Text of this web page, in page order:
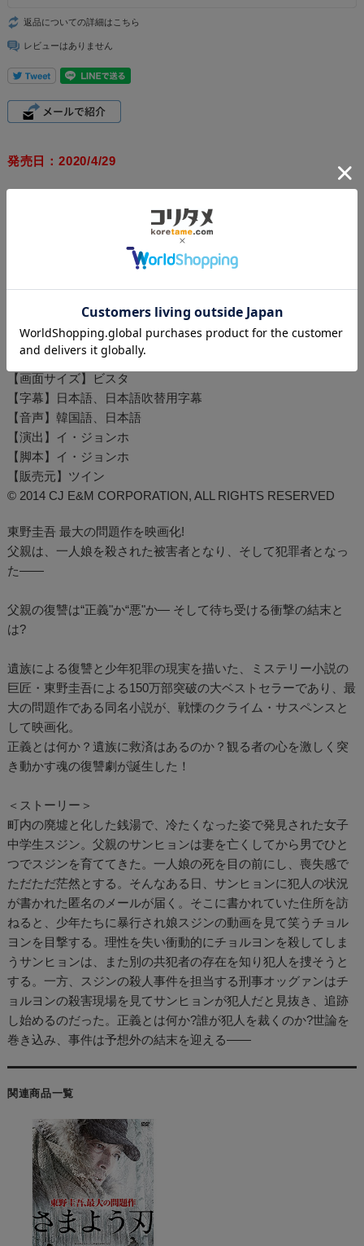
返品についての詳細はこちら
レビューはありません
発売日：2020/4/29
【映像特典】（27分）
【制作】2014年
【ディスク枚数】ブルーレイ1枚組
【収録時間】本編122分
【画面サイズ】ビスタ
【字幕】日本語、日本語吹替用字幕
【音声】韓国語、日本語
【演出】イ・ジョンホ
【脚本】イ・ジョンホ
【販売元】ツイン
© 2014 CJ E&M CORPORATION, ALL RIGHTS RESERVED
東野圭吾 最大の問題作を映画化!
父親は、一人娘を殺された被害者となり、そして犯罪者となっ
た――
父親の復讐は“正義"か“悪"か― そして待ち受ける衝撃の結末と
は?
遺族による復讐と少年犯罪の現実を描いた、ミステリー小説の
巨匠・東野圭吾による150万部突破の大ベストセラーであり、最
大の問題作である同名小説が、戦慄のクライム・サスペンスと
して映画化。
正義とは何か？遺族に救済はあるのか？観る者の心を激しく突
き動かす魂の復讐劇が誕生した！
＜ストーリー＞
町内の廃墟と化した銭湯で、冷たくなった姿で発見された女子
中学生スジン。父親のサンヒョンは妻を亡くしてから男でひと
つでスジンを育ててきた。一人娘の死を目の前にし、喪失感で
ただただ茫然とする。そんなある日、サンヒョンに犯人の状況
が書かれた匿名のメールが届く。そこに書かれていた住所を訪
ねると、少年たちに暴行され娘スジンの動画を見て笑うチョル
ヨンを目撃する。理性を失い衝動的にチョルヨンを殺してしま
うサンヒョンは、また別の共犯者の存在を知り犯人を捜そうと
する。一方、スジンの殺人事件を担当する刑事オッグァンはチ
ョルヨンの殺害現場を見てサンヒョンが犯人だと見抜き、追跡
し始めるのだった。正義とは何か?誰が犯人を裁くのか?世論を
巻き込み、事件は予想外の結末を迎える――
関連商品一覧